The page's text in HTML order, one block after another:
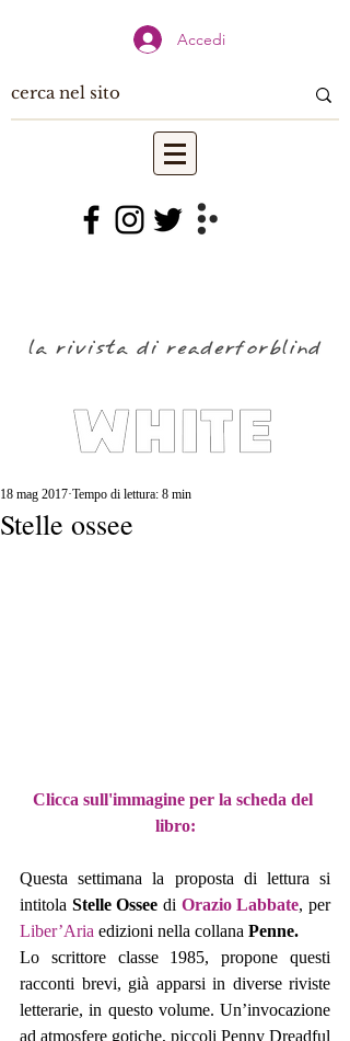
Accedi
Stelle ossee
18 mag 2017 Tempo di lettura: 8 min
Clicca sull'immagine per la scheda del
libro:
Questa settimana la proposta di lettura si
intitola Stelle Ossee di Orazio Labbate
, per
Liber’Aria edizioni nella collana Penne.
Lo scrittore classe 1985, propone questi
racconti brevi, già apparsi in diverse riviste
letterarie, in questo volume. Un’invocazione
ad atmosfere gotiche, piccoli Penny Dreadful